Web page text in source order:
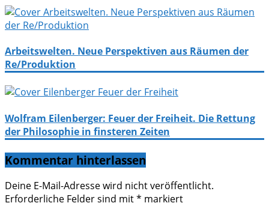
Arbeitswelten. Neue Perspektiven aus Räumen der
Re/Produktion
Wolfram Eilenberger: Feuer der Freiheit. Die Rettung
der Philosophie in finsteren Zeiten
Kommentar hinterlassen
Deine E-Mail-Adresse wird nicht veröffentlicht.
Erforderliche Felder sind mit* markiert